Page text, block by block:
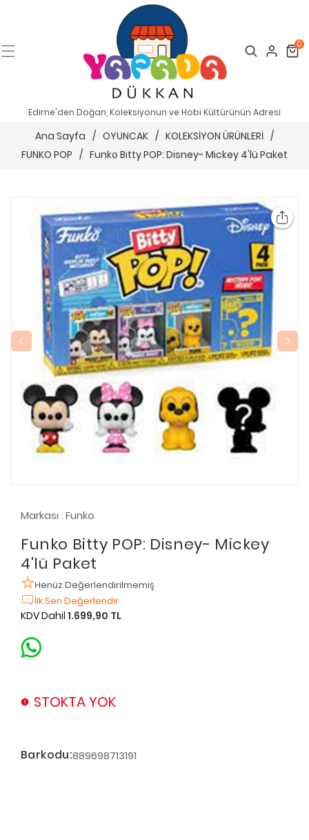
Search Cart
0
Edirne'den Doğan, Koleksiyonun ve Hobi Kültürünün Adresi
Ana Sayfa / OYUNCAK / KOLEKSİYON ÜRÜNLERİ /
FUNKO POP / Funko Bitty POP: Disney- Mickey 4'lü Paket
Markası : Funko
Funko Bitty POP: Disney- Mickey
4'lü Paket
Henüz Değerlendirilmemiş
İlk Sen Değerlendir
KDV Dahil 1.699,90 TL
STOKTA YOK
Barkodu:889698713191